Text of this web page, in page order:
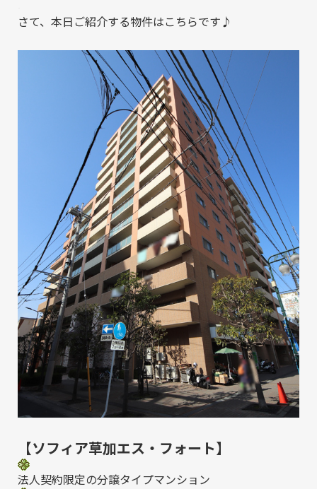
さて、本日ご紹介する物件はこちらです♪
【ソフィア草加エス・フォート】
法人契約限定の分譲タイプマンション